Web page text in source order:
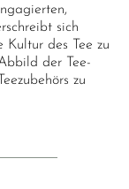
sich
Kultur des Tee zu
der Tee-
zu